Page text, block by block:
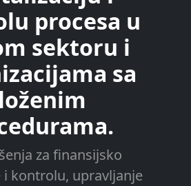
procesa u
sektoru i
sa
za finansijsko
i kontrolu, upravljanje